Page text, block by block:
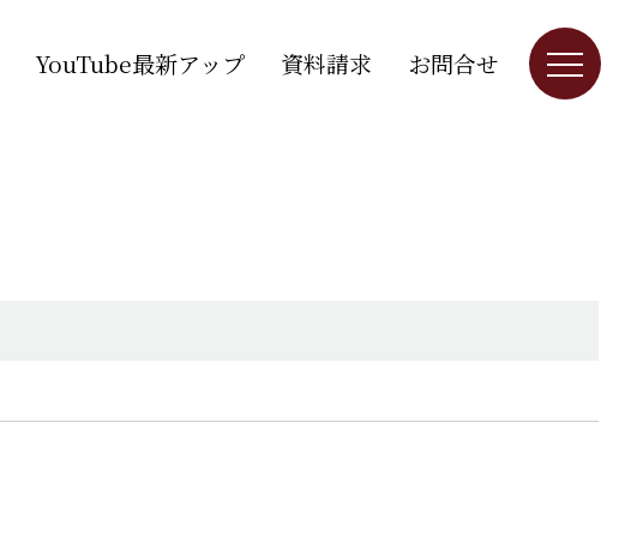
YouTube最新アップ 資料請求 お問合せ